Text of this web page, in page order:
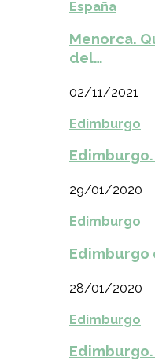
España
Menorca.
del…
02/11/2021
Edimburgo
29/01/2020
Edimburgo
Edimburgo
28/01/2020
Edimburgo